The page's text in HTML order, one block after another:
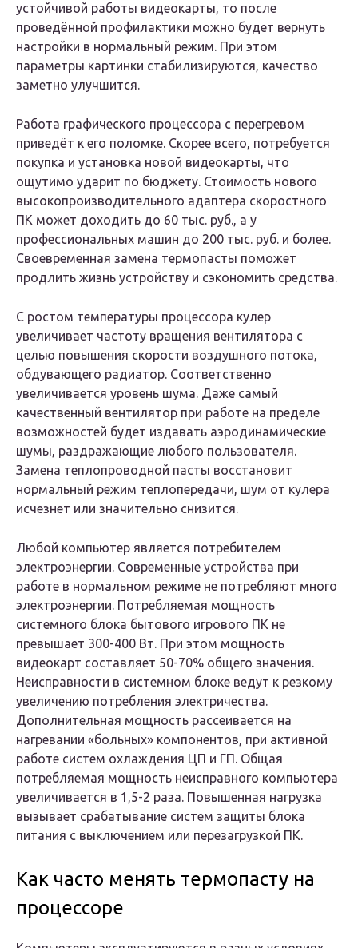
устойчивой работы видеокарты, то после
проведённой профилактики можно будет вернуть
настройки в нормальный режим. При этом
параметры картинки стабилизируются, качество
заметно улучшится.
Работа графического процессора с перегревом
приведёт к его поломке. Скорее всего, потребуется
покупка и установка новой видеокарты, что
ощутимо ударит по бюджету. Стоимость нового
высокопроизводительного адаптера скоростного
ПК может доходить до 60 тыс. руб., а у
профессиональных машин до 200 тыс. руб. и более.
Своевременная замена термопасты поможет
продлить жизнь устройству и сэкономить средства.
С ростом температуры процессора кулер
увеличивает частоту вращения вентилятора с
целью повышения скорости воздушного потока,
обдувающего радиатор. Соответственно
увеличивается уровень шума. Даже самый
качественный вентилятор при работе на пределе
возможностей будет издавать аэродинамические
шумы, раздражающие любого пользователя.
Замена теплопроводной пасты восстановит
нормальный режим теплопередачи, шум от кулера
исчезнет или значительно снизится.
Любой компьютер является потребителем
электроэнергии. Современные устройства при
работе в нормальном режиме не потребляют много
электроэнергии. Потребляемая мощность
системного блока бытового игрового ПК не
превышает 300-400 Вт. При этом мощность
видеокарт составляет 50-70% общего значения.
Неисправности в системном блоке ведут к резкому
увеличению потребления электричества.
Дополнительная мощность рассеивается на
нагревании «больных» компонентов, при активной
работе систем охлаждения ЦП и ГП. Общая
потребляемая мощность неисправного компьютера
увеличивается в 1,5-2 раза. Повышенная нагрузка
вызывает срабатывание систем защиты блока
питания с выключением или перезагрузкой ПК.
Как часто менять термопасту на
процессоре